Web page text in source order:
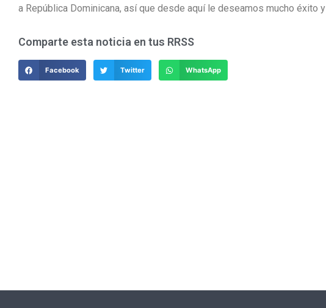
a República Dominicana, así que desde aquí le deseamos mucho éxito
Comparte esta noticia en tus RRSS
Facebook Twitter WhatsApp